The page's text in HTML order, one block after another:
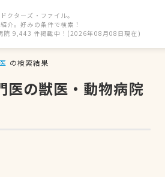
クターズ・ファイル。
介。好みの条件で検索！
院 9,443 件掲載中！(2026年08月08日現在)
の検索結果
の獣医・動物病院